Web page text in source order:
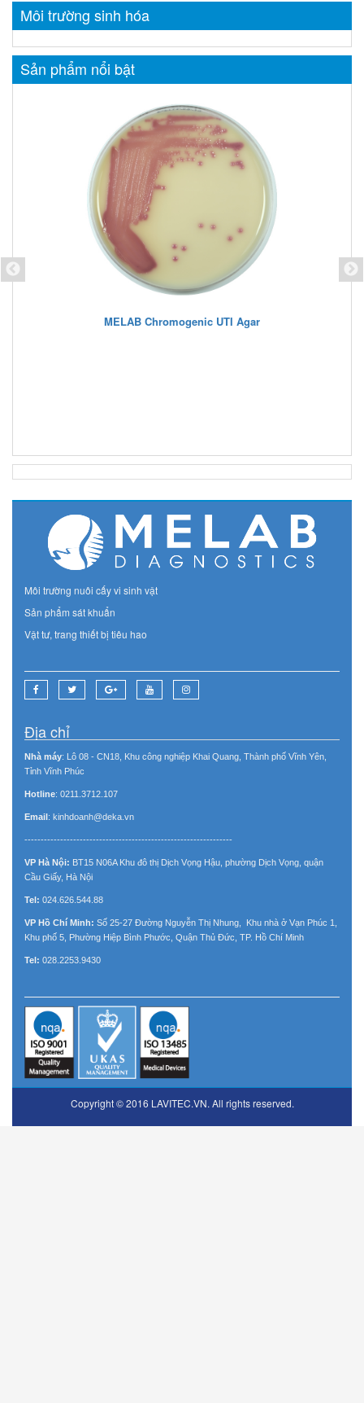
Môi trường sinh hóa
Sản phẩm nổi bật
Môi trường nuôi cấy vi sinh vật
Sản phẩm sát khuẩn
Vật tư, trang thiết bị tiêu hao
Địa chỉ
Nhà máy: Lô 08 - CN18, Khu công nghiệp Khai Quang, Thành phố Vĩnh Yên,
Tỉnh Vĩnh Phúc
Hotline: 0211.3712.107
Email : kinhdoanh@deka.vn
----------------------------------------------------------------
VP Hà Nội: BT15 N06A Khu đô thị Dịch Vọng Hậu, phường Dịch Vọng, quận
Cầu Giấy, Hà Nội
Tel: 024.626.544.88
VP Hồ Chí Minh: Số 25-27 Đường Nguyễn Thị Nhung, Khu nhà ở Vạn Phúc 1,
Khu phố 5, Phường Hiệp Bình Phước, Quận Thủ Đức, TP. Hồ Chí Minh
Tel: 028.2253.9430
Copyright © 2016 LAVITEC.VN. All rights reserved.